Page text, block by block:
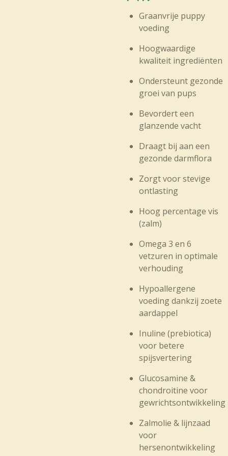
Graanvrije puppy
voeding
Hoogwaardige
kwaliteit ingrediënten
Ondersteunt gezonde
groei van pups
Bevordert een
glanzende vacht
Draagt bij aan een
gezonde darmflora
Zorgt voor stevige
ontlasting
Hoog percentage vis
(zalm)
Omega 3 en 6
vetzuren in optimale
verhouding
Hypoallergene
voeding dankzij zoete
aardappel
Inuline (prebiotica)
voor betere
spijsvertering
Glucosamine &
chondroitine voor
gewrichtsontwikkeling
Zalmolie & lijnzaad
voor
hersenontwikkeling